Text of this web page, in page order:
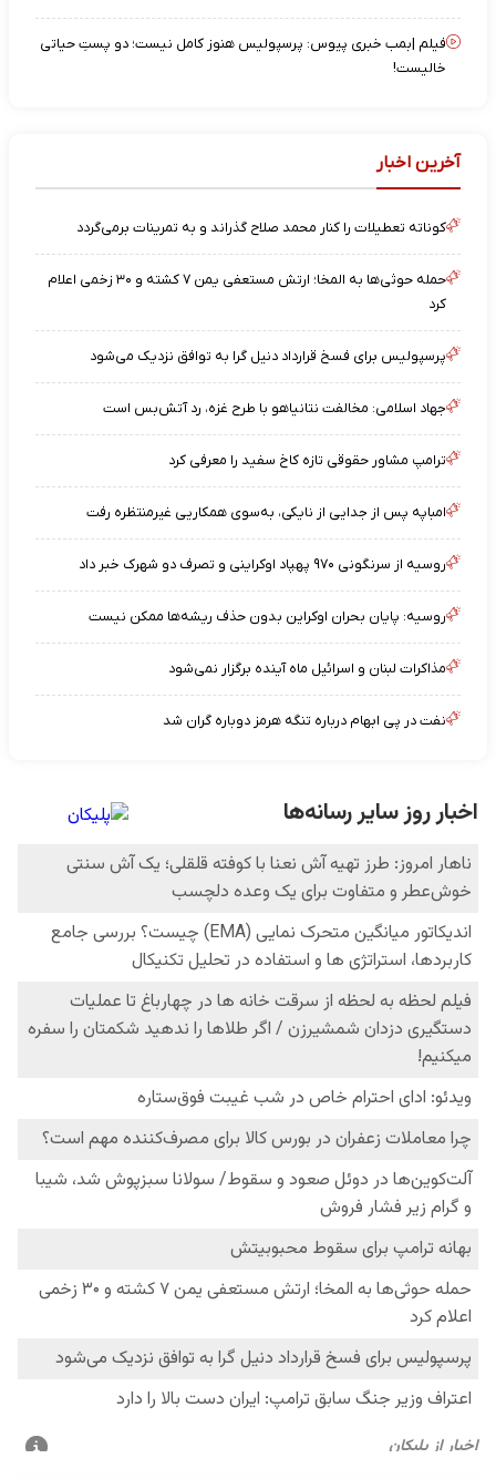
فیلم |بمب خبری پیوس: پرسپولیس هنوز کامل نیست؛ دو پستِ حیاتی
خالیست!
آخرین اخبار
کوناته تعطیلات را کنار محمد صلاح گذراند و به تمرینات برمی‌گردد
حمله حوثی‌ها به المخا؛ ارتش مستعفی یمن ۷ کشته و ۳۰ زخمی اعلام
کرد
پرسپولیس برای فسخ قرارداد دنیل گرا به توافق نزدیک می‌شود
جهاد اسلامی: مخالفت نتانیاهو با طرح غزه، رد آتش‌بس است
ترامپ مشاور حقوقی تازه کاخ سفید را معرفی کرد
امباپه پس از جدایی از نایکی، به‌سوی همکاریی غیرمنتظره رفت
روسیه از سرنگونی ۹۷۰ پهپاد اوکراینی و تصرف دو شهرک خبر داد
روسیه: پایان بحران اوکراین بدون حذف ریشه‌ها ممکن نیست
مذاکرات لبنان و اسرائیل ماه آینده برگزار نمی‌شود
نفت در پی ابهام درباره تنگه هرمز دوباره گران شد